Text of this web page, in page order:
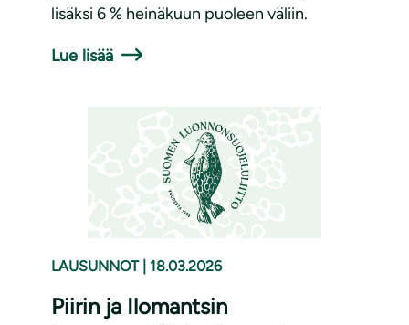
lisäksi 6 % heinäkuun puoleen väliin.
Lue lisää
LAUSUNNOT 18.03.2026
Piirin ja Ilomantsin